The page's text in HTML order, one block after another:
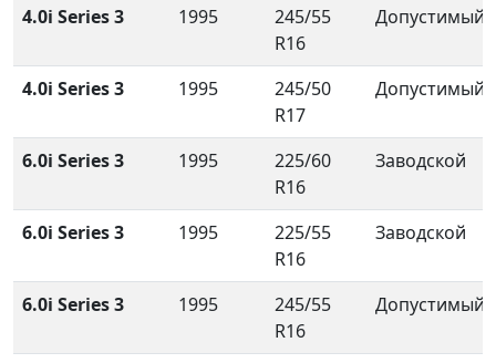
4.0i Series 3 1995
245/55
R16
Допустимый
4.0i Series 3 1995
245/50
R17
Допустимый
6.0i Series 3 1995
225/60
R16
Заводской
6.0i Series 3 1995
225/55
R16
Заводской
6.0i Series 3 1995
245/55
R16
Допустимый